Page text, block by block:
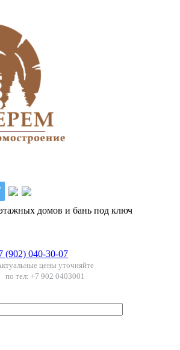
домов и бань под ключ
(902) 040-30-07
цены уточняйте
по тел: +7 902 0403001